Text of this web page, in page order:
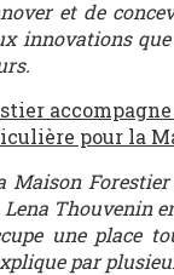
et de
innovations
pour la
Maison
Lena Thouvenin
une place
par